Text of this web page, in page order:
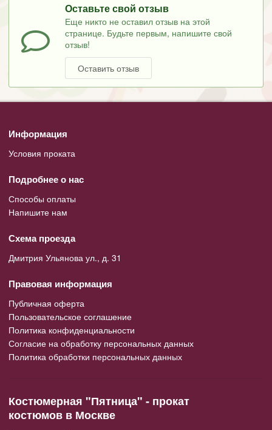
Оставьте свой отзыв
Еще никто не оставил отзыв на этой
странице. Будьте первым, напишите свой
отзыв!
Оставить отзыв
Информация
Условия проката
Подробнее о нас
Способы оплаты
Напишите нам
Схема проезда
Дмитрия Ульянова ул., д. 31
Правовая информация
Публичная оферта
Пользовательское соглашение
Политика конфиденциальности
Согласие на обработку персональных данных
Политика обработки персональных данных
Костюмерная "Пятница" - прокат
костюмов в Москве